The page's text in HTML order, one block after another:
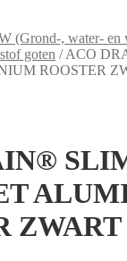
(Grond-, water- en
goten /ACO
ROOSTER
ZWART